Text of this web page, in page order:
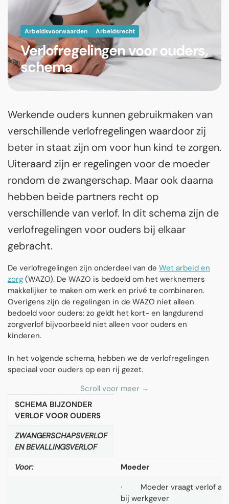
Arbeidsvoorwaarden Arbeidsrecht
Verlofregelingen voor ouders,
schema
Werkende ouders kunnen gebruikmaken van
verschillende verlofregelingen waardoor zij
beter in staat zijn om voor hun kind te zorgen.
Uiteraard zijn er regelingen voor de moeder
rondom de zwangerschap. Maar ook daarna
hebben beide partners recht op
verschillende van verlof. In dit schema zijn de
verlofregelingen voor ouders bij elkaar
gebracht.
De verlofregelingen zijn onderdeel van de Wet arbeid en
zorg (WAZO). De WAZO is bedoeld om het werknemers
makkelijker te maken om werk en privé te combineren.
Overigens zijn de regelingen in de WAZO niet alleen
bedoeld voor ouders: zo geldt het kort- en langdurend
zorgverlof bijvoorbeeld niet alleen voor ouders en
kinderen.
In het volgende schema, hebben we de verlofregelingen
speciaal voor ouders op een rij gezet.
SCHEMA BIJZONDER
VERLOF VOOR OUDERS
ZWANGERSCHAPSVERLOF
EN BEVALLINGSVERLOF
Voor:
Moeder
· Moeder vraagt verlof
bij werkgever